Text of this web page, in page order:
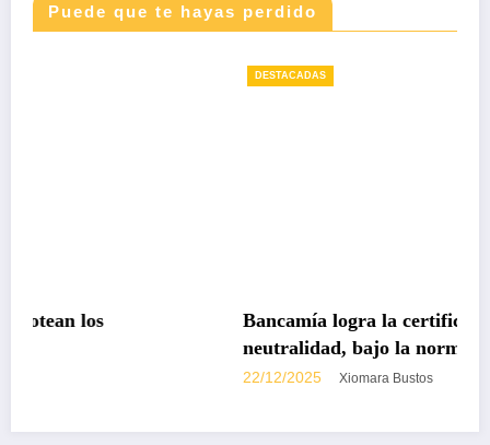
Puede que te hayas perdido
Bancamía logra la certificación carbono
neutralidad, bajo la norma internacional ISO
Xiomara Bustos